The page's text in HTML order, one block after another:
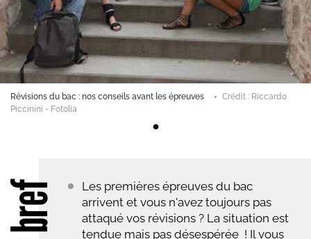
Les premières épreuves du bac
arrivent et vous n'avez toujours pas
attaqué vos révisions ? La situation est
tendue mais pas désespérée ! Il vous
Révisions du bac : nos conseils avant les épreuves
Crédit : Riccardo
Piccinini - Fotolia